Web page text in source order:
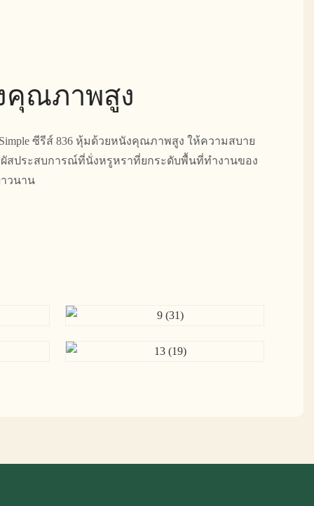
คุณภาพสูง
ซีรีส์ 836 หุ้มด้วยหนังคุณภาพสูง ให้ความสบาย
สประสบการณ์ที่นั่งหรูหราที่ยกระดับพื้นที่ทำงานของ
วนาน